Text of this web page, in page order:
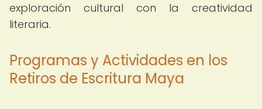
exploración cultural con la creatividad
literaria.
Programas y Actividades en los
Retiros de Escritura Maya